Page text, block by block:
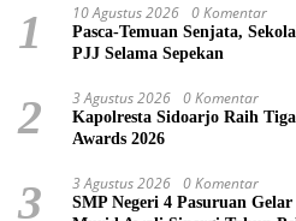
1 10 Agustus 2026 0 Komentar
Pasca-Temuan Senjata,
PJJ Selama Sepekan
2 3 Agustus 2026 0 Komentar
Kapolresta Sidoarjo Raih
Awards 2026
3 3 Agustus 2026 0 Komentar
SMP Negeri 4 Pasuruan